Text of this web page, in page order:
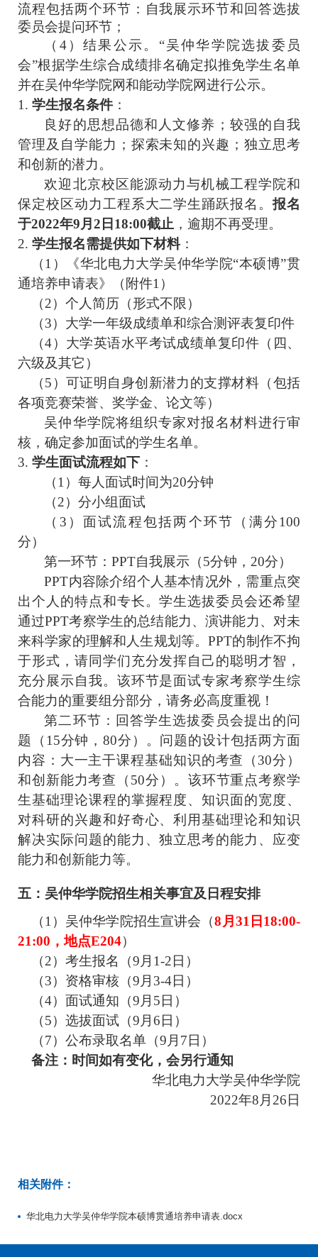
流程包括两个环节 ：自我展示环节和回答选拔
委员会提问环节；
（ 4）结果公示。“吴仲华学院选拔委员
会”根据学生综合成绩排名确定拟推免学生名单
并在吴仲华学院网和能动学院网进行公示。
1. 学生报名条件 ：
良好的思想品德和人文修养；较强的自我
管理及自学能力；探索未知的兴趣；独立思考
和创新的潜力。
欢迎北京校区能源动力与机械工程学院和
保定校区动力工程系大二学生踊跃报名。报名
于2022年9月2日18:00截止 ，逾期不再受理。
2. 学生报名需提供如下材料：
（1）《华北电力大学吴仲华学院“本硕博”贯
通培养申请表》（附件1）
（2）个人简历（形式不限）
（3）大学一年级成绩单和综合测评表复印件
（4）大学英语水平考试成绩单复印件（四、
六级及其它）
（5）可证明自身创新潜力的支撑材料（包括
各项竞赛荣誉、奖学金、论文等）
吴仲华学院将组织专家对报名材料进行审
核，确定参加面试的学生名单。
3. 学生面试流程如下 ：
（1）每人面试时间为20分钟
（2）分小组面试
（3）面试流程包括两个环节（满分100
分）
第一环节：PPT自我展示（5分钟，20分）
PPT内容除介绍个人基本情况外，需重点突
出个人的特点和专长。学生选拔委员会还希望
通过PPT考察学生的总结能力、演讲能力、对未
来科学家的理解和人生规划等。PPT的制作不拘
于形式，请同学们充分发挥自己的聪明才智，
充分展示自我。该环节是面试专家考察学生综
合能力的重要组分部分，请务必高度重视！
第二环节：回答学生选拔委员会提出的问
题（15分钟，80分）。问题的设计包括两方面
内容：大一主干课程基础知识的考查（30分）
和创新能力考查（50分）。该环节重点考察学
生基础理论课程的掌握程度、知识面的宽度、
对科研的兴趣和好奇心、利用基础理论和知识
解决实际问题的能力、独立思考的能力、应变
能力和创新能力等。
五 ：吴仲华学院招生相关事宜及日程安排
（1）吴仲华学院招生宣讲会（8月31日 18:00-
21:00 ，地点E204）
（2）考生报名（9月1-2日）
（3）资格审核（9月3-4日）
（4）面试通知（9月5日）
（5）选拔面试（9月6日）
（7）公布录取名单（9月7日）
备注：时间如有变化，会另行通知
华北电力大学吴仲华学院
2022年8月26日
相关附件：
华北电力大学吴仲华学院本硕博贯通培养申请表.docx